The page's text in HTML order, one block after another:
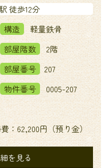
徒歩12分
構造
軽量鉄骨
部屋階数
2階
部屋番号
207
物件番号
0005-207
：62,200円（預り金）
を見る